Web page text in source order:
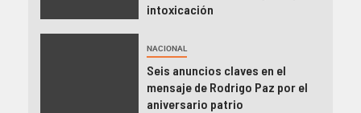
intoxicación
NACIONAL
Seis anuncios claves en el
mensaje de Rodrigo Paz por el
aniversario patrio